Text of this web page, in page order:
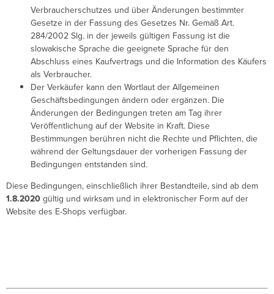
Verbraucherschutzes und über Änderungen bestimmter
Gesetze in der Fassung des Gesetzes Nr. Gemäß Art.
284/2002 Slg. in der jeweils gültigen Fassung ist die
slowakische Sprache die geeignete Sprache für den
Abschluss eines Kaufvertrags und die Information des Käufers
als Verbraucher.
Der Verkäufer kann den Wortlaut der Allgemeinen
Geschäftsbedingungen ändern oder ergänzen. Die
Änderungen der Bedingungen treten am Tag ihrer
Veröffentlichung auf der Website in Kraft. Diese
Bestimmungen berühren nicht die Rechte und Pflichten, die
während der Geltungsdauer der vorherigen Fassung der
Bedingungen entstanden sind.
Diese Bedingungen, einschließlich ihrer Bestandteile, sind ab dem
1.8.2020 gültig und wirksam und in elektronischer Form auf der
Website des E-Shops verfügbar.